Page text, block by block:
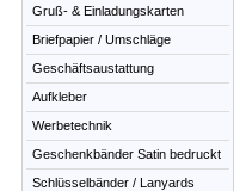
Gruß- & Einladungskarten
Briefpapier / Umschläge
Geschäftsaustattung
Aufkleber
Werbetechnik
Geschenkbänder Satin bedruckt
Schlüsselbänder / Lanyards